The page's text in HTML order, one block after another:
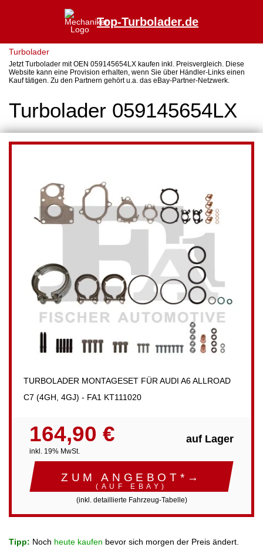
Top-Turbolader.de
Turbolader
Jetzt Turbolader mit OEN 059145654LX kaufen inkl. Preisvergleich. Diese
Website kann eine Provision erhalten, wenn Sie über Händler-Links einen
Kauf tätigen. Zu den Partnern gehört u.a. das eBay-Partner-Netzwerk.
Turbolader 059145654LX
TURBOLADER MONTAGESET FÜR AUDI A6 ALLROAD
C7 (4GH, 4GJ) - FA1 KT111020
164,90 €
inkl. 19% MwSt.
auf Lager
ZUM ANGEBOT*→
(AUF EBAY)
(inkl. detaillierte Fahrzeug-Tabelle)
Tipp: Noch heute kaufen bevor sich morgen der Preis ändert.